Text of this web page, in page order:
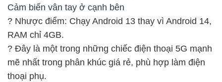
Cảm biến vân tay ở cạnh bên
? Nhược điểm: Chạy Android 13 thay vì Android 14,
RAM chỉ 4GB.
? Đây là một trong những chiếc điện thoại 5G mạnh
mẽ nhất trong phân khúc giá rẻ, phù hợp làm điện
thoại phụ.